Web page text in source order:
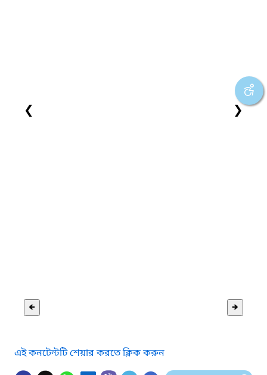
❮ ❯
🡸 🡺
এই কনটেন্টটি শেয়ার করতে ক্লিক করুন